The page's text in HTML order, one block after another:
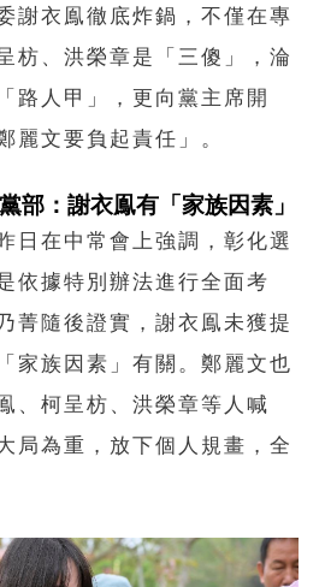
謝衣鳯徹底炸鍋，不僅在專
枋、洪榮章是「三傻」，淪
路人甲」，更向黨主席開
麗文要負起責任」。
：謝衣鳯有「家族因素」
日在中常會上強調，彰化選
依據特別辦法進行全面考
菁隨後證實，謝衣鳯未獲提
家族因素」有關。鄭麗文也
、柯呈枋、洪榮章等人喊
局為重，放下個人規畫，全